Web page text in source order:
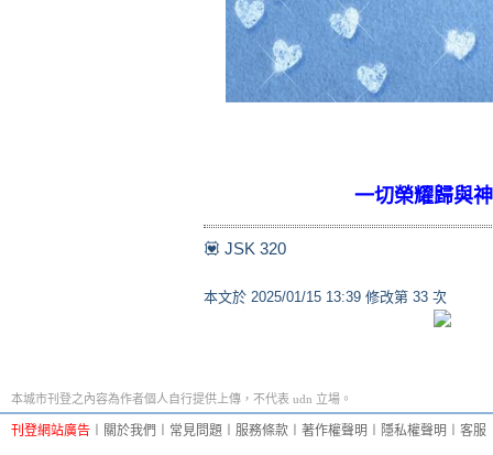
一切榮耀歸與
💟 JSK 320
本文於 2025/01/15 13:39 修改第 33 次
本城市刊登之內容為作者個人自行提供上傳，不代表 udn 立場。
刊登網站廣告 關於我們 常見問題 服務條款 著作權聲明 隱私權聲明 客服